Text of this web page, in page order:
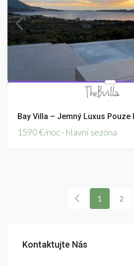
Bay Villa – Jemný Luxus Pouze
1590 €/noc - hlavní sezóna
1 2
Kontaktujte Nás